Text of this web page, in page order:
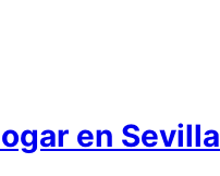
en Sevilla